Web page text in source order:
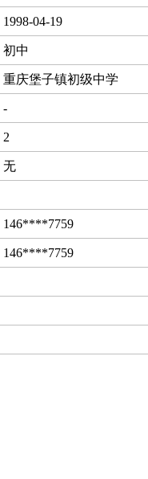
1998-04-19
初中
重庆堡子镇初级中学
-
2
无
146****7759
146****7759